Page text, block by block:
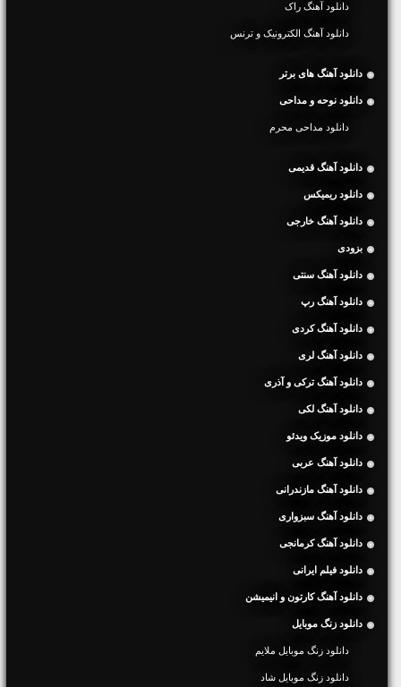
دانلود آهنگ راک
دانلود آهنگ الکترونیک و ترنس
دانلود آهنگ های برتر
دانلود نوحه و مداحی
دانلود مداحی محرم
دانلود آهنگ قدیمی
دانلود ریمیکس
دانلود آهنگ خارجی
بزودی
دانلود آهنگ سنتی
دانلود آهنگ رپ
دانلود آهنگ کردی
دانلود آهنگ لری
دانلود آهنگ ترکی و آذری
دانلود آهنگ لکی
دانلود موزیک ویدئو
دانلود آهنگ عربی
دانلود آهنگ مازندرانی
دانلود آهنگ سبزواری
دانلود آهنگ کرمانجی
دانلود فیلم ایرانی
دانلود آهنگ کارتون و انیمیشن
دانلود زنگ موبایل
دانلود زنگ موبایل ملایم
دانلود زنگ موبایل شاد